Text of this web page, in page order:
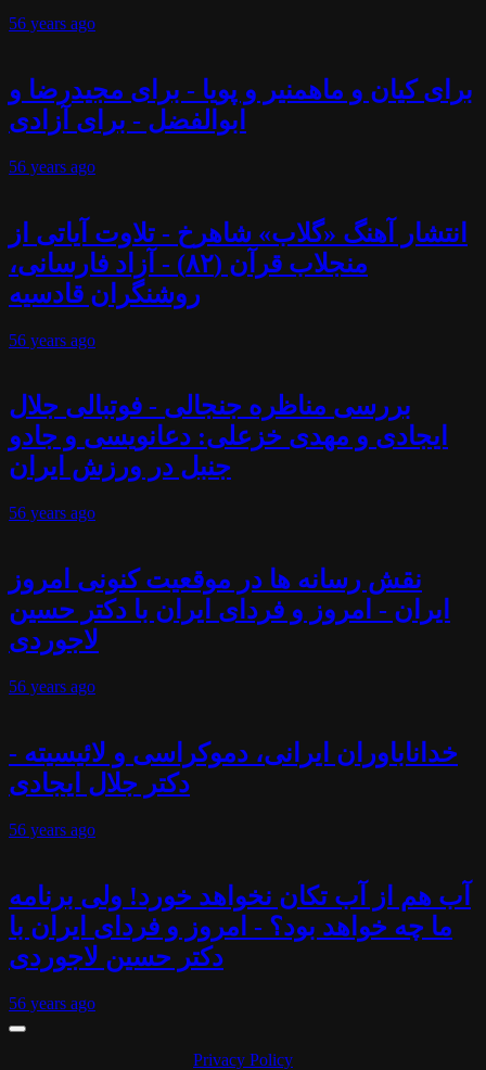
56 years ago
برای کیان و ماهمنیر و پویا - برای مجیدرضا و
ابوالفضل - برای آزادی
56 years ago
انتشار آهنگ «گلاب» شاهرخ - تلاوت آیاتی از
منجلاب قرآن (۸۲) - آزاد فارسانی،
روشنگران قادسیه
56 years ago
بررسی مناظره جنجالی - فوتبالی جلال
ایجادی و مهدی خزعلی: دعانویسی و جادو
جنبل در ورزش ایران
56 years ago
نقش رسانه ها در موقعیت کنونی امروز
ایران - امروز و فردای ایران با دکتر حسین
لاجوردی
56 years ago
خداناباوران ایرانی، دموکراسی و لائیسیته -
دکتر جلال ایجادی
56 years ago
آب هم از آب تکان نخواهد خورد! ولی برنامه
ما چه خواهد بود؟ - امروز و فردای ایران با
دکتر حسین لاجوردی
56 years ago
Privacy Policy